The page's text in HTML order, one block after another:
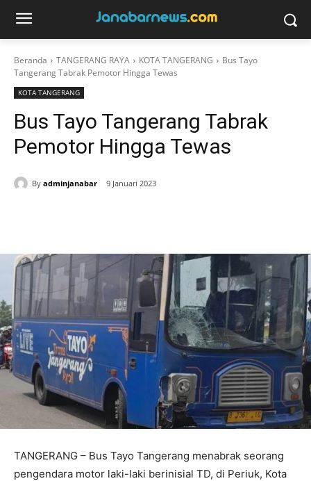
Beranda TANGERANG RAYA KOTA TANGERANG
Bus Tayo
Tangerang Tabrak Pemotor Hingga Tewas
KOTA TANGERANG
Bus Tayo Tangerang Tabrak
Pemotor Hingga Tewas
By adminjanabar 9 Januari 2023
TANGERANG – Bus Tayo Tangerang menabrak seorang
pengendara motor laki-laki berinisial TD, di Periuk, Kota